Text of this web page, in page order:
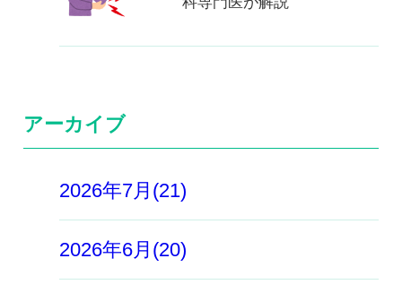
アーカイブ
2026年7月(21)
2026年6月(20)